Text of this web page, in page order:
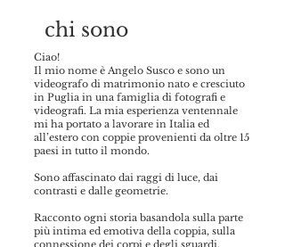
Ciao!
Il mio nome è Angelo Susco e sono un
videografo di matrimonio nato e cresciuto
in Puglia in una famiglia di fotografi e
videografi. La mia esperienza ventennale
mi ha portato a lavorare in Italia ed
all’estero con coppie provenienti da oltre 15
paesi in tutto il mondo.
Sono affascinato dai raggi di luce, dai
contrasti e dalle geometrie.
Racconto ogni storia basandola sulla parte
più intima ed emotiva della coppia, sulla
connessione dei corpi e degli sguardi,
chi sono